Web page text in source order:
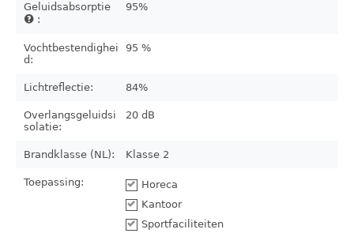
Geluidsabsorptie
:
95%
Vochtbestendighei
d:
95 %
Lichtreflectie: 84%
Overlangsgeluidsi
solatie:
20 dB
Brandklasse (NL): Klasse 2
Toepassing:
Horeca
Kantoor
Sportfaciliteiten